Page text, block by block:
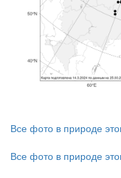
Все фото в природе
Все фото в природе